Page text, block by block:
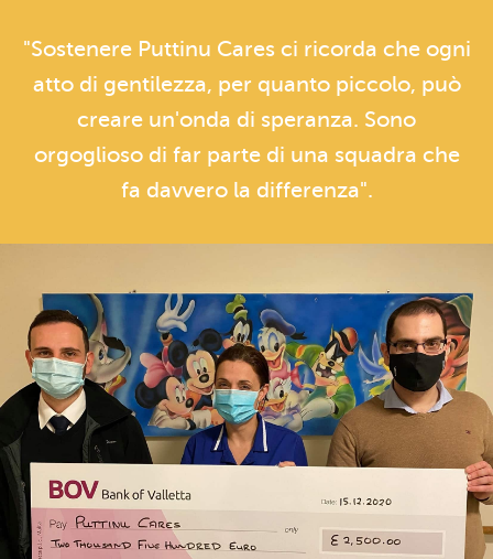
"Sostenere Puttinu Cares ci ricorda che ogni
atto di gentilezza, per quanto piccolo, può
creare un'onda di speranza. Sono
orgoglioso di far parte di una squadra che
fa davvero la differenza".